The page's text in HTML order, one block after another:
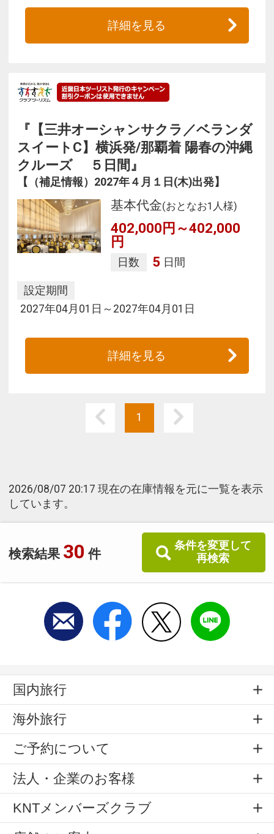
検索結果 30 件
条件を変更して
再検索
詳細を見る
『【三井オーシャンサクラ／ベランダ
スイートC】横浜発/那覇着 陽春の沖縄
クルーズ ５日間』
【（補足情報）2027年４月１日(木)出発】
基本代金(おとなお1人様)
402,000円～402,000
円
日数 5 日間
設定期間
2027年04月01日～2027年04月01日
詳細を見る
1
2026/08/07 20:17 現在の在庫情報を元に一覧を表示
しています。
国内旅行
海外旅行
ご予約について
法人・企業のお客様
KNTメンバーズクラブ